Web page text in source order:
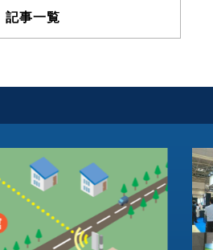
記事一覧